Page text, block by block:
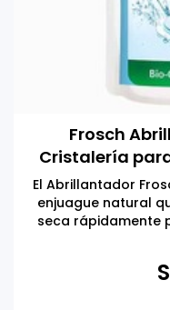
Frosch
Cristalería
El Abrillantador
enjuague natural
seca rápidamente
Eco